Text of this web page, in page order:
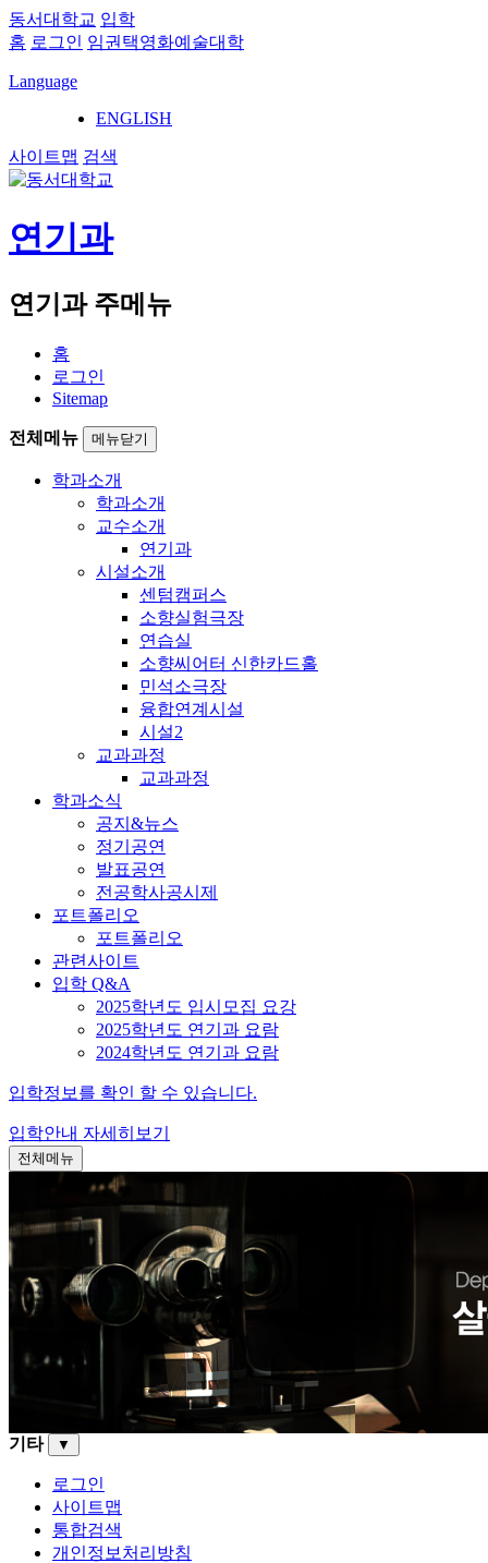
동서대학교 입학
홈 로그인 임권택영화예술대학
Language
ENGLISH
사이트맵 검색
연기과
연기과 주메뉴
홈
로그인
Sitemap
전체메뉴 메뉴닫기
학과소개
학과소개
교수소개
연기과
시설소개
센텀캠퍼스
소향실험극장
연습실
소향씨어터 신한카드홀
민석소극장
융합연계시설
시설2
교과과정
교과과정
학과소식
공지&뉴스
정기공연
발표공연
전공학사공시제
포트폴리오
포트폴리오
관련사이트
입학 Q&A
2025학년도 입시모집 요강
2025학년도 연기과 요람
2024학년도 연기과 요람
입학정보를 확인 할 수 있습니다.
입학안내 자세히보기
전체메뉴
기타 ▼
로그인
사이트맵
통합검색
개인정보처리방침